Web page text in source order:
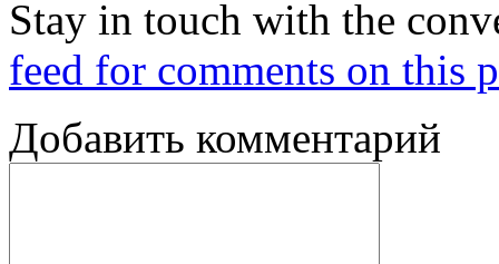
Stay in touch with the
feed for comments on this
Добавить комментарий